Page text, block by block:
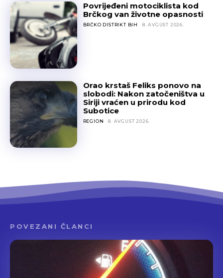
Povrijeđeni motociklista kod
Brčkog van životne opasnosti
BRČKO DISTRIKT BIH 8. AVGUST 2026.
Orao krstaš Feliks ponovo na
slobodi: Nakon zatočeništva u
Siriji vraćen u prirodu kod
Subotice
REGION 8. AVGUST 2026.
POVEZANI ČLANCI